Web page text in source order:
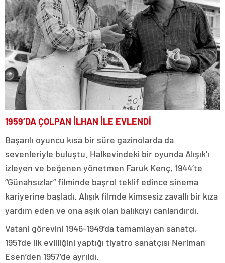
1959’DA ÇOLPAN İLHAN İLE EVLENDİ
Başarılı oyuncu kısa bir süre gazinolarda da
sevenleriyle buluştu. Halkevindeki bir oyunda Alışık’ı
izleyen ve beğenen yönetmen Faruk Kenç, 1944’te
“Günahsızlar” filminde başrol teklif edince sinema
kariyerine başladı. Alışık filmde kimsesiz zavallı bir kıza
yardım eden ve ona aşık olan balıkçıyı canlandırdı.
Vatani görevini 1946-1949’da tamamlayan sanatçı,
1951’de ilk evliliğini yaptığı tiyatro sanatçısı Neriman
Esen’den 1957’de ayrıldı.